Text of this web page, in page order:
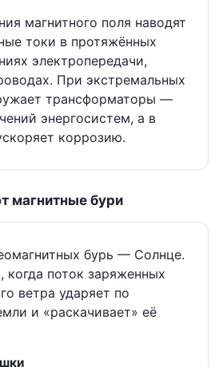
магнитного поля наводят
токи в протяжённых
электропередачи,
При экстремальных
трансформаторы —
энергосистем, а в
коррозию.
магнитные бури
бурь — Солнце.
когда поток заряженных
ветра ударяет по
и «раскачивает» её